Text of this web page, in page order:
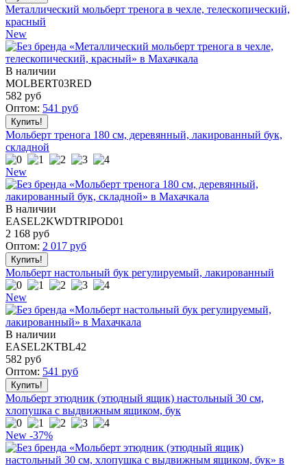
Металлический мольберт тренога в чехле, телескопический,
красный
New
В наличии
MOLBERT03RED
582 руб
Оптом: 541 руб
Мольберт тренога 180 см, деревянный, лакированный бук,
складной
New
В наличии
EASEL2KWDTRIPOD01
2 168 руб
Оптом: 2 017 руб
Мольберт настольный бук регулируемый, лакированный
New
В наличии
EASEL2KTBL42
582 руб
Оптом: 541 руб
Мольберт этюдник (этюдный ящик) настольный 30 см,
хлопушка с выдвижным ящиком, бук
New -37%